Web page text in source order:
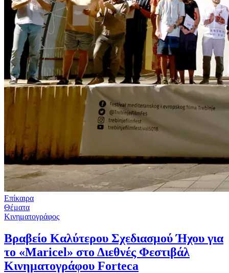
Επίκαιρα
Θέματα
Κινηματογράφος
Βραβείο Καλύτερου Σχεδιασμού Ήχου για
το «Maricel» στο Διεθνές Φεστιβάλ
Κινηματογράφου Forteca